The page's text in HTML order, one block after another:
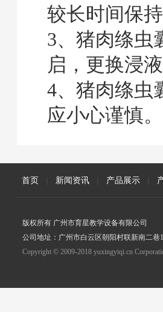
较长时间保持
3、猪肉绦虫
启，更换浸
4、猪肉绦虫
应小心谨慎。
首页 新闻资讯 产品展示
版权所有 广州市育星教学设备有限公司
公司地址：广州市白云区朝阳村联新南二巷
Copyright © 2009-2018 yuxingyiqi.cn